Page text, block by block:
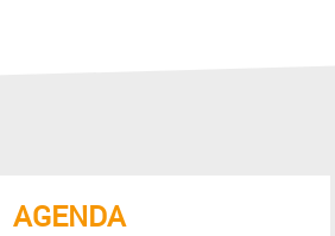
AGENDA